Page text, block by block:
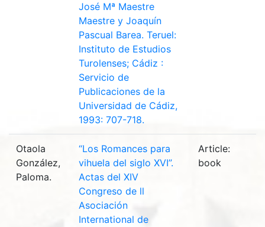
José Mª Maestre
Maestre y Joaquín
Pascual Barea. Teruel:
Instituto de Estudios
Turolenses; Cádiz :
Servicio de
Publicaciones de la
Universidad de Cádiz,
1993: 707-718.
Otaola
González,
Paloma.
“Los Romances para
vihuela del siglo XVI”.
Actas del XIV
Congreso de ll
Asociación
International de
Article:
book